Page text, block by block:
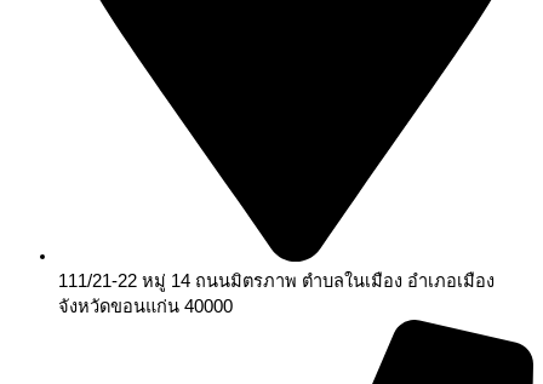
111/21-22 หมู่ 14 ถนนมิตรภาพ ตำบลในเมือง อำเภอเมือง
จังหวัดขอนแก่น 40000